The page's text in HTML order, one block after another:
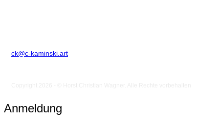
ck@c-kaminski.art
Anmeldung